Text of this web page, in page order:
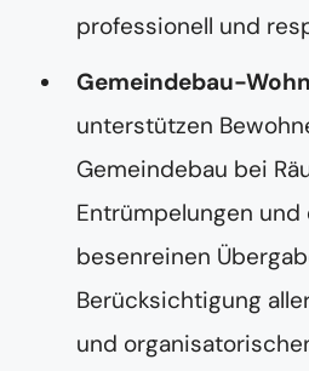
professionell und
Gemeindebau-
unterstützen
Gemeindebau bei
Entrümpelungen und
besenreinen
Berücksichtigung
und